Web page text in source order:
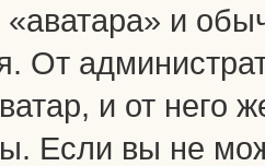
«аватара» и
От
и от него
Если вы не